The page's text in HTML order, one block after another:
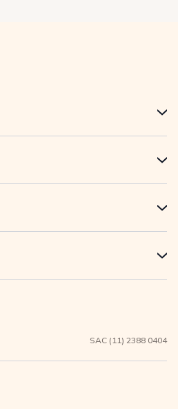
+
+
+
+
SAC (11) 2388 0404